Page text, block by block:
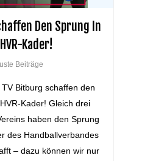
Den Sprung In
Kader!
Beiträge
Bitburg schaffen den
Kader! Gleich drei
haben den Sprung
des Handballverbandes
– dazu können wir nur